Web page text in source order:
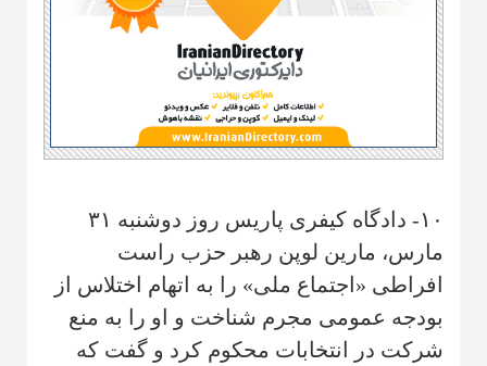
۱۰- دادگاه کیفری پاریس روز دوشنبه ۳۱
مارس، مارین لوپن رهبر حزب راست
افراطی «اجتماع ملی» را به اتهام اختلاس از
بودجه عمومی مجرم شناخت و او را به منع
شرکت در انتخابات محکوم کرد و گفت که